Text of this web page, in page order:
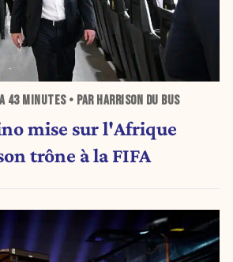
43 MINUTES• PAR HARRISON DU BUS
mise sur l'Afrique
trône à la FIFA